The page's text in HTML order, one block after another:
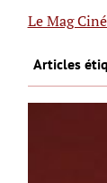
Le Mag
Articles